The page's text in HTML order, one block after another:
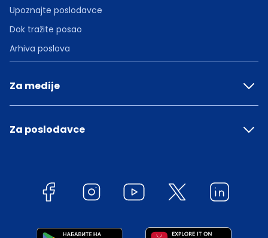
Upoznajte poslodavce
Dok tražite posao
Arhiva poslova
Za medije
Za poslodavce